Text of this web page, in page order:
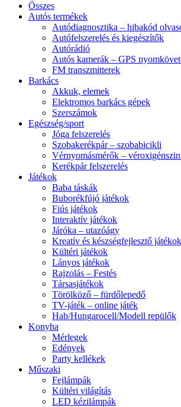
Összes
Autós termékek
Autódiagnosztika – hibakód
Autófelszerelés és kiegészítők
Autórádió
Autós kamerák – GPS
FM transzmitterek
Barkács
Akkuk, elemek
Elektromos barkács gépek
Szerszámok
Egészség/sport
Jóga felszerelés
Szobakerékpár – szobabicikli
Vérnyomásmérők –
Kerékpár felszerelés
Játékok
Baba táskák
Buborékfújó játékok
Fiús játékok
Interaktív játékok
Járóka – utazóágy
Kreatív és készségfejlesztő játékok
Kültéri játékok
Lányos játékok
Rajzolás – Festés
Társasjátékok
Törölköző – fürdőlepedő
TV-játék – online játék
Hab/Hungarocell/Modell repülők
Konyha
Mérlegek
Edények
Party kellékek
Műszaki
Fejlámpák
Kültéri világítás
LED kézilámpák